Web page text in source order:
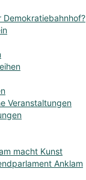
Demokratiebahnhof?
Veranstaltungen
macht Kunst
Anklam